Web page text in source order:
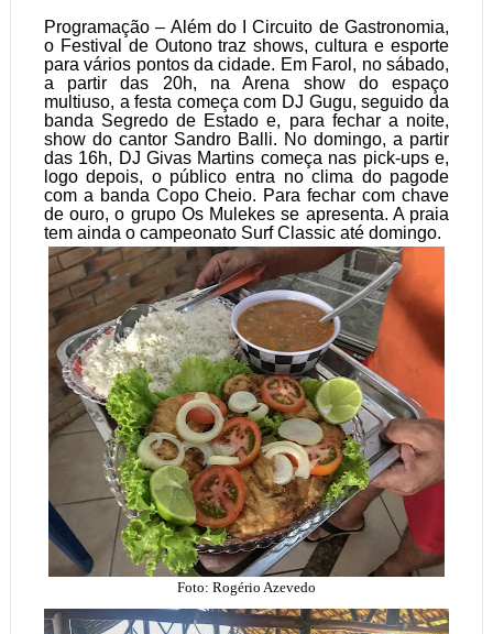
Programação – Além do I Circuito de Gastronomia,
o Festival de Outono traz shows, cultura e esporte
para vários pontos da cidade. Em Farol, no sábado,
a partir das 20h, na Arena show do espaço
multiuso, a festa começa com DJ Gugu, seguido da
banda Segredo de Estado e, para fechar a noite,
show do cantor Sandro Balli. No domingo, a partir
das 16h, DJ Givas Martins começa nas pick-ups e,
logo depois, o público entra no clima do pagode
com a banda Copo Cheio. Para fechar com chave
de ouro, o grupo Os Mulekes se apresenta. A praia
tem ainda o campeonato Surf Classic até domingo.
Foto: Rogério Azevedo